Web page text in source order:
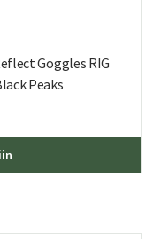
Goggles RIG
Peaks